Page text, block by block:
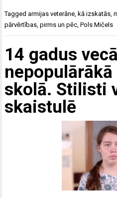
Taggedarmijas veterāne, kā izskatās,
pārvērtības,pirms un pēc,Pols Mičels
14 gadus
skolā. Stilisti
skaistulē